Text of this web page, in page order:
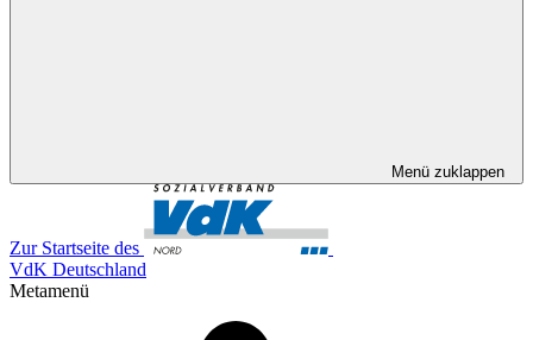
Menü zuklappen
Zur Startseite des
VdK Deutschland
Metamenü